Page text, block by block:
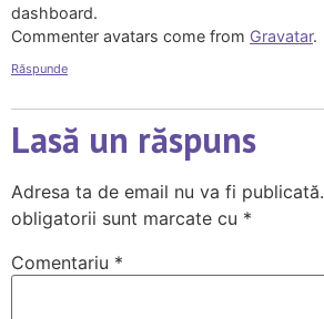
dashboard.
Commenter avatars come from Gravatar.
Răspunde
Lasă un răspuns
Adresa ta de email nu va fi publicată.
obligatorii sunt marcate cu *
Comentariu *